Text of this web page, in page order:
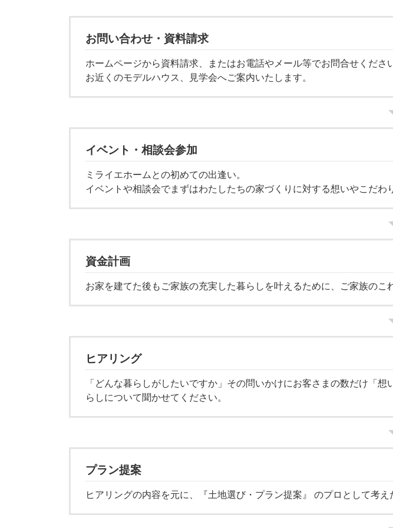
お問い合わせ・資料請求
ホームページから資料請求、またはお電話やメール等でお問合せください
お近くのモデルハウス、見学会へご案内いたします。
イベント・相談会参加
ミライエホームとの初めての出逢い。
イベントや相談会でまずはわたしたちの家づくりに対する想いやこだわ
資金計画
お家を建てた後もご家族の充実した暮らしを叶えるために、ご家族のこ
ヒアリング
「どんな暮らしがしたいですか」その問いかけにお客さまの数だけ「
らしについて聞かせてください。
プラン提案
ヒアリングの内容を元に、『土地選び・プラン提案』 のプロとして考